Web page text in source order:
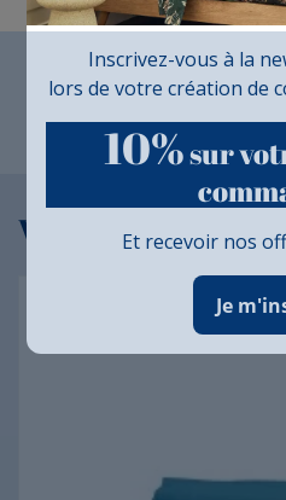
Fabrication
Vous aimerez
Traversin 100% coton
Inscrivez-vous à la
lors de votre création de
10%sur
Et recevoir nos
Je